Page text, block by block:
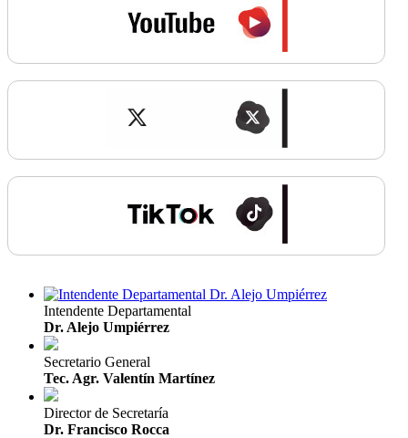
Intendente Departamental
Dr. Alejo Umpiérrez
Secretario General
Tec. Agr. Valentín Martínez
Director de Secretaría
Dr. Francisco Rocca